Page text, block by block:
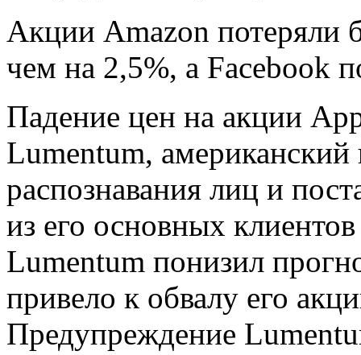
Акции Amazon потеряли
чем на 2,5%, а Facebook
Падение цен на акции
Lumentum, американский
распознавания лиц и
из его основных
Lumentum понизил
привело к обвалу его
Предупреждение